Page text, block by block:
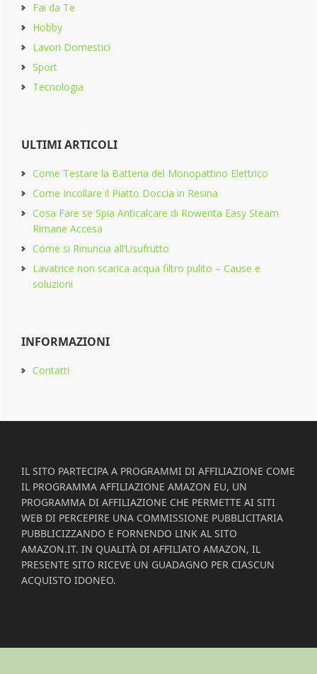
Fai da Te
Hobby
Lavori Domestici
Sport
Tecnologia
ULTIMI ARTICOLI
Come Testare la Batteria del Monopattino Elettrico
Come Incollare il Piatto Doccia in Resina
Cosa Fare se Spia Anticalcare di Rowenta Easy Steam
Rimane Accesa
Come si Rinuncia all’Usufrutto
Lavatrice non scarica acqua filtro pulito​ – Cause e
soluzioni
INFORMAZIONI
Contatti
IL SITO PARTECIPA A PROGRAMMI DI AFFILIAZIONE COME
IL PROGRAMMA AFFILIAZIONE AMAZON EU, UN
PROGRAMMA DI AFFILIAZIONE CHE PERMETTE AI SITI
WEB DI PERCEPIRE UNA COMMISSIONE PUBBLICITARIA
PUBBLICIZZANDO E FORNENDO LINK AL SITO
AMAZON.IT. IN QUALITÀ DI AFFILIATO AMAZON, IL
PRESENTE SITO RICEVE UN GUADAGNO PER CIASCUN
ACQUISTO IDONEO.